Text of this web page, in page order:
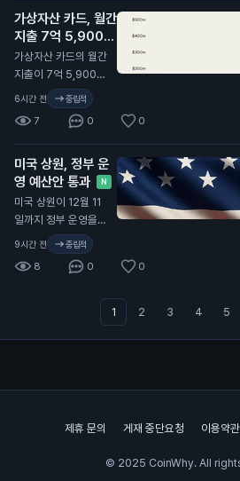
이번 USDC 유출은
투자자들에게 중요한
신호입니다. 스테이블
코인 유통 감소는 시
장의 불안정을 나타내
며, 이는 가격 변동성
과 규제에 대한 우려
면, 700~800개 조
직이 심각한 피해를
입었으며, 많은 기업
의 서버와 클라우드
시스템에 접근했습니
다. 이 사건은 일반 투
자자에게 중요한 의미
건이 가상자산 시장에
미치는 영향으로 인
해, 투자자들은 자산
의 안전성을 더욱 신
경 써야 할 것입니다.
다. 그는 현실 자산 거
래 덕분에 암호화폐
시장이 성장하고 있다
고 말했습니다. 스바
네빅은 최근 인터뷰에
서, 암호화폐가 실제
자산과 연결되면서 투
자자들이 더 많은 관
심을 보이고 있다고
설명했습니다. 그는
특히 미국 국채와 같
은 자산이 블록체인에
해 시장이 더욱 활성
화되고 있다고 강조했
트코인 투자자들에게
긍정적인 신호로 작용
할 수 있습니다. 비트
은 사람들이 투자에
기 때문입니다.
가상자산 카드, 월간
지출 7억 5,900만
달러 기록
N
가상자산 카드의 월간
지출이 7억 5,900만
달러(약 1조 1,000억
원)를 기록했습니다.
이는 전년 대비 두 배
이상 증가한 수치입니
다. 가상자산 카드 사
용이 증가하면서, 많
은 사람들이 가상자산
을 일상에서 활용하고
있습니다. 이러한 변
화는 가상자산의 대중
화와 관련이 있습니
건설 비용이 증가하고
있어 가상자산과 인공
지능(AI) 관련 기업들
가상자산 카드 사용이
보여줍니다. 일반 투
6시간 전 중립적
7 0 0
미국 상원, 정부 운
영 예산안 통과
N
미국 상원이 12월 11
일까지 정부 운영을
유지하는 예산안을 통
과시켰습니다. 이번
예산안은 현재의 정부
충 영양 프로그램(WI
한과 기술 현대화 기
이번 통과된 예산안은
9시간 전 중립적
8 0 0
1 2 3 4 5
제휴 문의 게재 중단요청 이용약
© 2025 CoinWhy. All